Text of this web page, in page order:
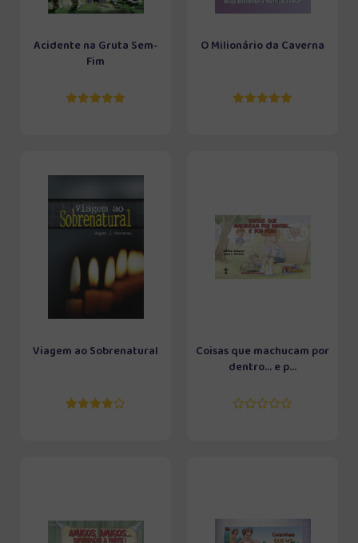
Acidente na Gruta Sem-
Fim
O Milionário da Caverna
Viagem ao Sobrenatural
Coisas que machucam por
dentro... e p...